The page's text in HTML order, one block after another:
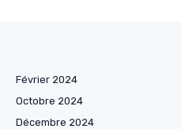
Février 2024
Octobre 2024
Décembre 2024